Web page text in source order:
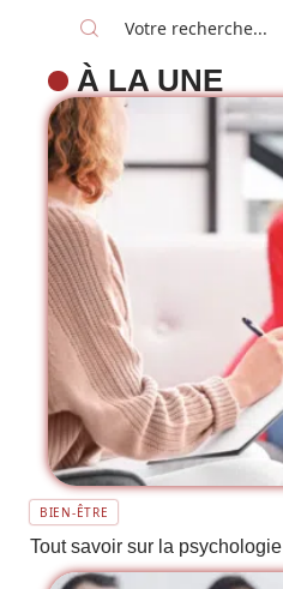
À LA UNE
BIEN-ÊTRE
Tout savoir sur la psychologie